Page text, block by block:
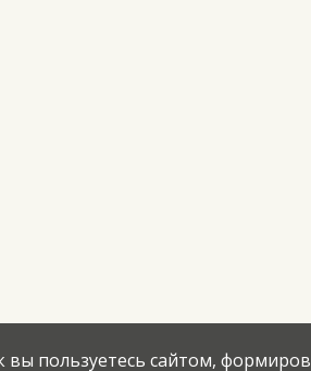
пользуетесь сайтом,